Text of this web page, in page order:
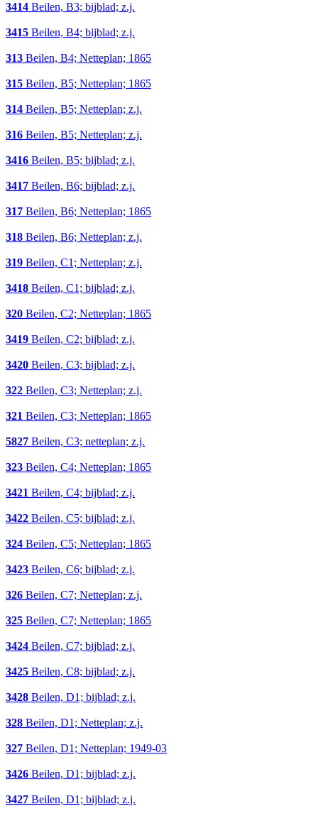
3414 Beilen, B3; bijblad; z.j.
3415 Beilen, B4; bijblad; z.j.
313 Beilen, B4; Netteplan; 1865
315 Beilen, B5; Netteplan; 1865
314 Beilen, B5; Netteplan; z.j.
316 Beilen, B5; Netteplan; z.j.
3416 Beilen, B5; bijblad; z.j.
3417 Beilen, B6; bijblad; z.j.
317 Beilen, B6; Netteplan; 1865
318 Beilen, B6; Netteplan; z.j.
319 Beilen, C1; Netteplan; z.j.
3418 Beilen, C1; bijblad; z.j.
320 Beilen, C2; Netteplan; 1865
3419 Beilen, C2; bijblad; z.j.
3420 Beilen, C3; bijblad; z.j.
322 Beilen, C3; Netteplan; z.j.
321 Beilen, C3; Netteplan; 1865
5827 Beilen, C3; netteplan; z.j.
323 Beilen, C4; Netteplan; 1865
3421 Beilen, C4; bijblad; z.j.
3422 Beilen, C5; bijblad; z.j.
324 Beilen, C5; Netteplan; 1865
3423 Beilen, C6; bijblad; z.j.
326 Beilen, C7; Netteplan; z.j.
325 Beilen, C7; Netteplan; 1865
3424 Beilen, C7; bijblad; z.j.
3425 Beilen, C8; bijblad; z.j.
3428 Beilen, D1; bijblad; z.j.
328 Beilen, D1; Netteplan; z.j.
327 Beilen, D1; Netteplan; 1949-03
3426 Beilen, D1; bijblad; z.j.
3427 Beilen, D1; bijblad; z.j.